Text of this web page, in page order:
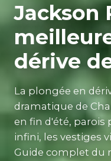
Jackson
dérive
La plongée en
dramatique de
en fin d'été,
infini, les vestiges
Guide complet du